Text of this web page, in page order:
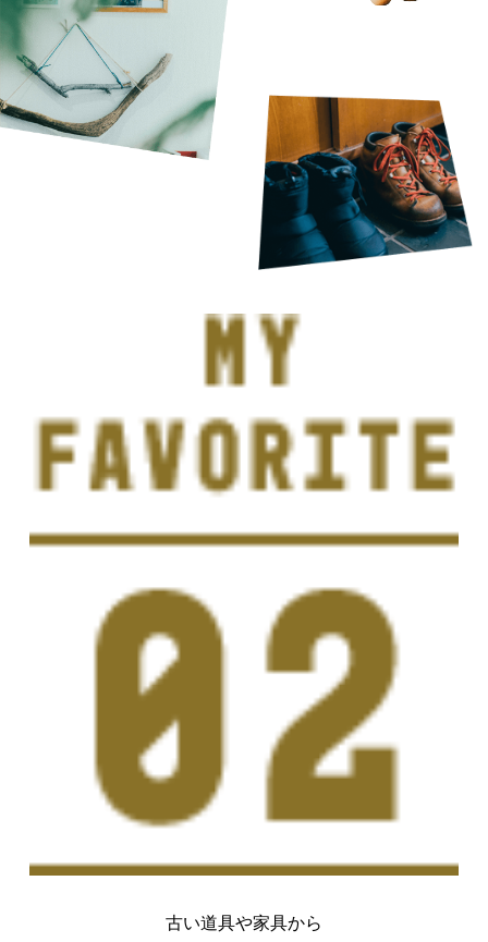
古い道具や家具から